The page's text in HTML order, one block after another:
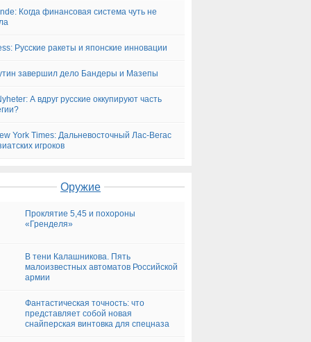
Когда финансовая система чуть не
Русские ракеты и японские инновации
завершил дело Бандеры и Мазепы
А вдруг русские оккупируют часть
York Times: Дальневосточный Лас-Вегас
игроков
Оружие
Проклятие 5,45 и похороны
«Гренделя»
В тени Калашникова. Пять
малоизвестных автоматов Российской
армии
Фантастическая точность: что
представляет собой новая
снайперская винтовка для спецназа